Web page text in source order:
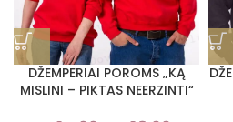
DŽEMPERIAI POROMS „KĄ
MISLINI – PIKTAS NEERZINTI“